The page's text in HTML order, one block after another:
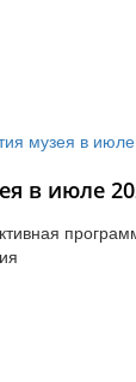
в июле